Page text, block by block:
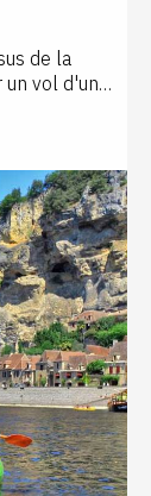
de la
vol d'une
les
Les
Milandes.
vous
4 ou 6
de 3 heures
sur
au point
météo -
par SMS
sera
soient